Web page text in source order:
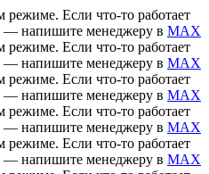
режиме. Если что-то работает
— напишите менеджеру в MAX
режиме. Если что-то работает
— напишите менеджеру в MAX
режиме. Если что-то работает
— напишите менеджеру в MAX
режиме. Если что-то работает
— напишите менеджеру в MAX
режиме. Если что-то работает
— напишите менеджеру в MAX